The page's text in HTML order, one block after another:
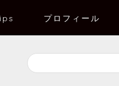
プロフィール